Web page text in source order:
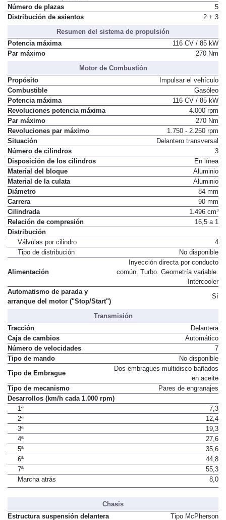
de asientos disponibles
Número de plazas
5
Resumen del sistema de propulsión
Potencia máxima
116 CV / 85 kW
Motor de Combustión
Propósito
Impulsar el vehículo
Combustible
Gasóleo
Potencia máxima
116 CV / 85 kW
Revoluciones potencia máxima
4.000 rpm
Par máximo
270 Nm
Revoluciones par máximo
1.750 - 2.250 rpm
Situación
Delantero transversal
Número de cilindros
3
Disposición de los cilindros
En línea
Material del bloque
Aluminio
Material de la culata
Aluminio
Diámetro
84 mm
Carrera
90 mm
Cilindrada
1.496 cm³
Relación de compresión
Distribución
Válvulas por cilindro
4
No disponible
Inyección directa por conducto
común. Turbo. Geometría variable.
Automatismo de parada y
Transmisión
Tracción
Delantera
Caja de cambios
Automático
Número de velocidades
7
No disponible
Tipo de Embrague
Dos embragues multidisco bañados
en aceite
Tipo de mecanismo
Desarrollos (km/h cada 1.000 rpm)
1ª
7,3
2ª
12,4
3ª
19,3
4ª
27,6
5ª
35,6
6ª
44,8
7ª
55,3
Marcha atrás
8,0
Chasis